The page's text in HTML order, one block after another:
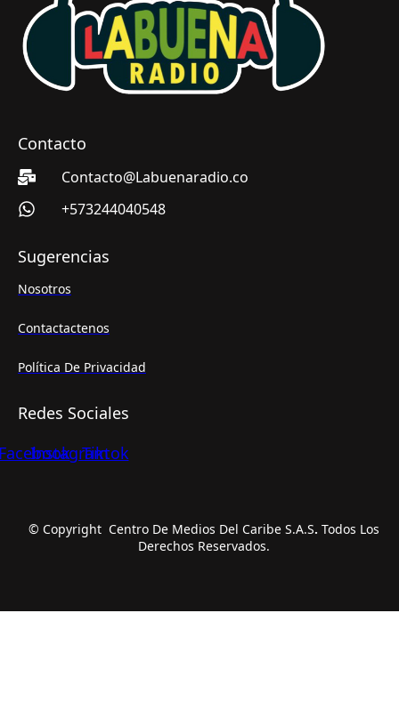
Contacto
Contacto@Labuenaradio.co
+573244040548
Sugerencias
Nosotros
Contactactenos
Política De Privacidad
Redes Sociales
Instagram
Tiktok
© Copyright Centro De Medios Del Caribe S.A.S. Todos Los
Derechos Reservados.